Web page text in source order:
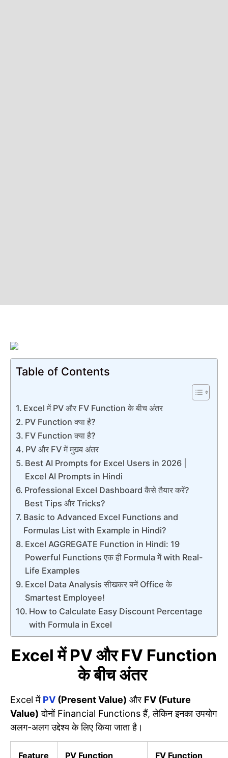
Table of Contents
Excel में PV और FV Function के बीच अंतर
PV Function क्या है?
FV Function क्या है?
PV और FV में मुख्य अंतर
Best AI Prompts for Excel Users in 2026 |
Excel AI Prompts in Hindi
Professional Excel Dashboard कैसे तैयार करें?
Best Tips और Tricks?
Basic to Advanced Excel Functions and
Formulas List with Example in Hindi?
Excel AGGREGATE Function in Hindi: 19
Powerful Functions एक ही Formula में with Real-
Life Examples
Excel Data Analysis सीखकर बनें Office के
Smartest Employee!
How to Calculate Easy Discount Percentage
with Formula in Excel
ExcelमेंPV औरFV Function
के बीच अंतर
Excel में PV (Present Value) और FV (Future
Value) दोनों Financial Functions हैं, लेकिन इनका उपयोग
अलग-अलग उद्देश्य के लिए किया जाता है।
Feature PV Function FV Function